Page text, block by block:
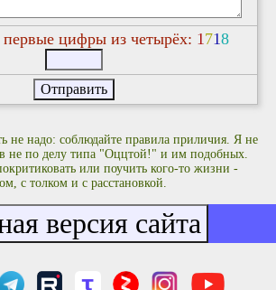
первые цифры из четырёх: 1 718
не надо: соблюдайте правила приличия. Я не
не по делу типа "Оццтой!" и им подобных.
или поучить кого-то жизни -
с толком и с расстановкой.